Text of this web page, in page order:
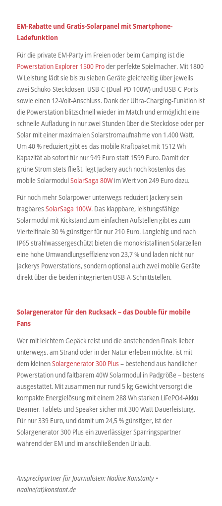
EM-Rabatte und Gratis-Solarpanel mit Smartphone-
Ladefunktion
Für die private EM-Party im Freien oder beim Camping ist die
Powerstation Explorer 1500 Proder perfekte Spielmacher. Mit 1800
W Leistung lädt sie bis zu sieben Geräte gleichzeitig über jeweils
zwei Schuko-Steckdosen, USB-C (Dual-PD 100W) und USB-C-Ports
sowie einen 12-Volt-Anschluss. Dank der Ultra-Charging-Funktion ist
die Powerstation blitzschnell wieder im Match und ermöglicht eine
schnelle Aufladung in nur zwei Stunden über die Steckdose oder per
Solar mit einer maximalen Solarstromaufnahme von 1.400 Watt.
Um 40 % reduziert gibt es das mobile Kraftpaket mit 1512 Wh
Kapazität ab sofort für nur 949 Euro statt 1599 Euro. Damit der
grüne Strom stets fließt, legt Jackery auch noch kostenlos das
mobile SolarmodulSolarSaga 80Wim Wert von 249 Euro dazu.
Für noch mehr Solarpower unterwegs reduziert Jackery sein
tragbares SolarSaga 100W. Das klappbare, leistungsfähige
Solarmodul mit Kickstand zum einfachen Aufstellen gibt es zum
Viertelfinale 30 % günstiger für nur 210 Euro. Langlebig und nach
IP65 strahlwassergeschützt bieten die monokristallinen Solarzellen
eine hohe Umwandlungseffizienz von 23,7 % und laden nicht nur
Jackerys Powerstations, sondern optional auch zwei mobile Geräte
direkt über die beiden integrierten USB-A-Schnittstellen.
Solargenerator für den Rucksack – das Double für mobile
Fans
Wer mit leichtem Gepäck reist und die anstehenden Finals lieber
unterwegs, am Strand oder in der Natur erleben möchte, ist mit
dem kleinenSolargenerator 300 Plus – bestehend aus handlicher
Powerstation und faltbarem 40W Solarmodul in Padgröße – bestens
ausgestattet. Mit zusammen nur rund 5 kg Gewicht versorgt die
kompakte Energielösung mit einem 288 Wh starken LiFePO4-Akku
Beamer, Tablets und Speaker sicher mit 300 Watt Dauerleistung.
Für nur 339 Euro, und damit um 24,5 % günstiger, ist der
Solargenerator 300 Plus ein zuverlässiger Sparringspartner
während der EM und im anschließenden Urlaub.
Ansprechpartner für Journalisten: Nadine Konstanty •
nadine(at)konstant.de